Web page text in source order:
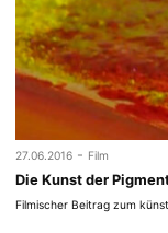
27.06.2016 - Film
Die Kunst der
Filmischer Beitrag zum